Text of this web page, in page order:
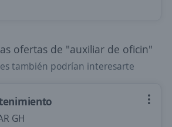
ofertas de "auxiliar de oficin"
también podrían interesarte
GH